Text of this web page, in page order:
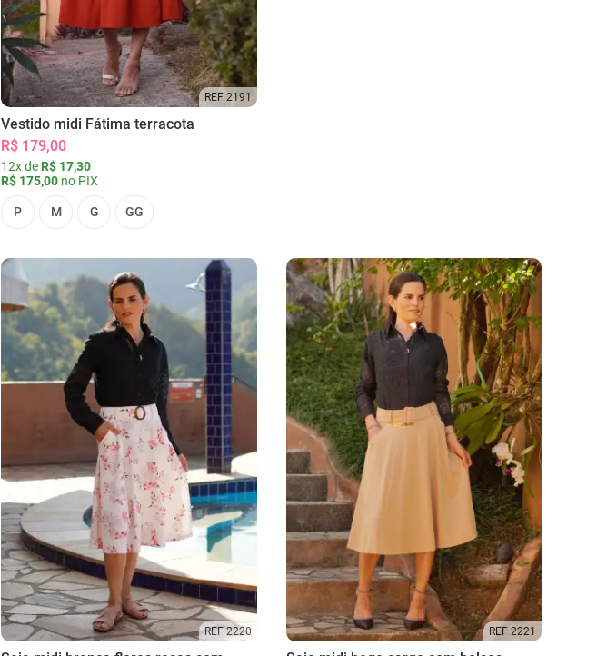
REF 2191
Vestido midi Fátima terracota
R$ 179,00
12x de R$ 17,30
R$ 175,00 no PIX
P M G GG
REF 2220 REF 2221